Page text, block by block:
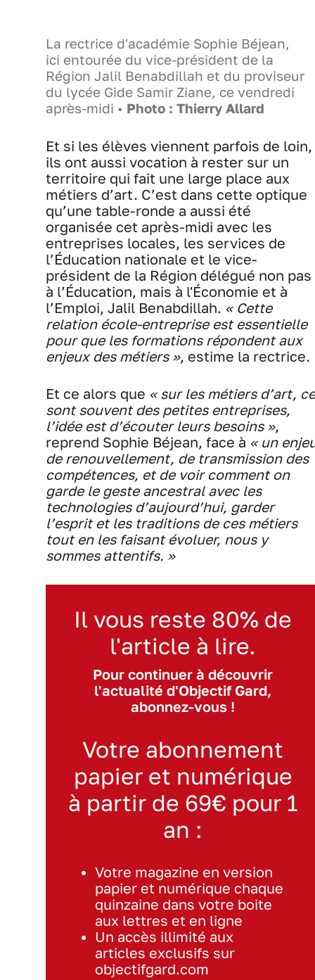
La rectrice d'académie Sophie Béjean,
ici entourée du vice-président de la
Région Jalil Benabdillah et du proviseur
du lycée Gide Samir Ziane, ce vendredi
après-midi • Photo : Thierry Allard
Et si les élèves viennent parfois de loin,
ils ont aussi vocation à rester sur un
territoire qui fait une large place aux
métiers d’art. C’est dans cette optique
qu’une table-ronde a aussi été
organisée cet après-midi avec les
entreprises locales, les services de
l’Éducation nationale et le vice-
président de la Région délégué non pas
à l’Éducation, mais à l'Économie et à
l’Emploi, Jalil Benabdillah. « Cette
relation école-entreprise est essentielle
pour que les formations répondent aux
enjeux des métiers », estime la rectrice.
Et ce alors que « sur les métiers d’art, ce
sont souvent des petites entreprises,
l’idée est d’écouter leurs besoins »,
reprend Sophie Béjean, face à « un
de renouvellement, de transmission des
compétences, et de voir comment on
garde le geste ancestral avec les
technologies d’aujourd’hui, garder
l’esprit et les traditions de ces métiers
tout en les faisant évoluer, nous y
sommes attentifs. »
Il vous reste 80% de
l'article à lire.
Pour continuer à découvrir
l'actualité d'Objectif Gard,
abonnez-vous !
Votre abonnement
papier et numérique
à partir de 69€ pour 1
an :
Votre magazine en version
papier et numérique chaque
quinzaine dans votre boite
aux lettres et en ligne
Un accès illimité aux
articles exclusifs sur
objectifgard.com